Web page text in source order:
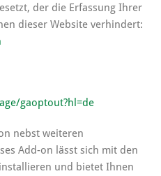
der die Erfassung Ihrer
dieser Website verhindert:
gaoptout?hl=de
nebst weiteren
Add-on lässt sich mit den
und bietet Ihnen